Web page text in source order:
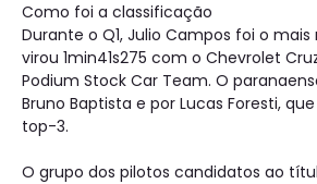
Como foi a classificação
Durante o Q1, Julio Campos foi o mais
virou 1min41s275 com o Chevrolet
Podium Stock Car Team. O
Bruno Baptista e por Lucas Foresti,
top-3.
O grupo dos pilotos candidatos ao